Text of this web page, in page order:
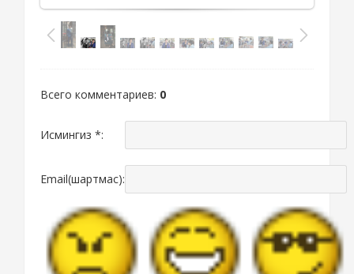
Всего комментариев: 0
Исмингиз *:
Email(шартмас):